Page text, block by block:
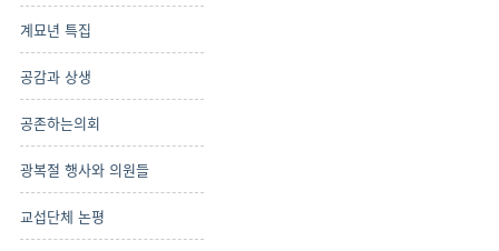
계묘년 특집
공감과 상생
공존하는의회
광복절 행사와 의원들
교섭단체 논평